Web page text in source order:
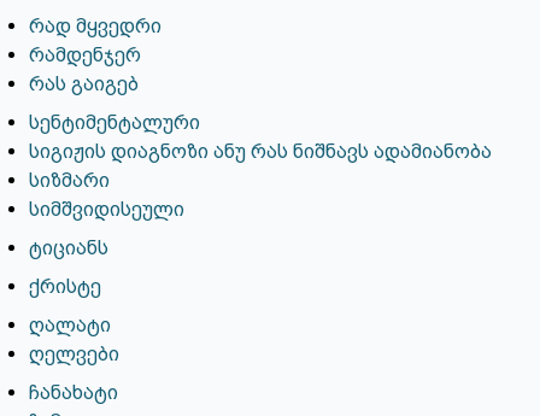
რად მყვედრი
რამდენჯერ
რას გაიგებ
სენტიმენტალური
სიგიჟის დიაგნოზი ანუ რას ნიშნავს ადამიანობა
სიზმარი
სიმშვიდისეული
ტიციანს
ქრისტე
ღალატი
ღელვები
ჩანახატი